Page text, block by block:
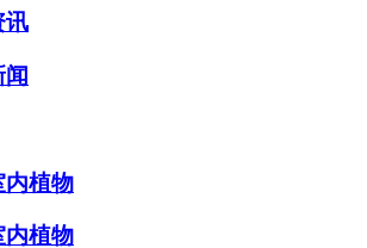
讯
内植物
内植物